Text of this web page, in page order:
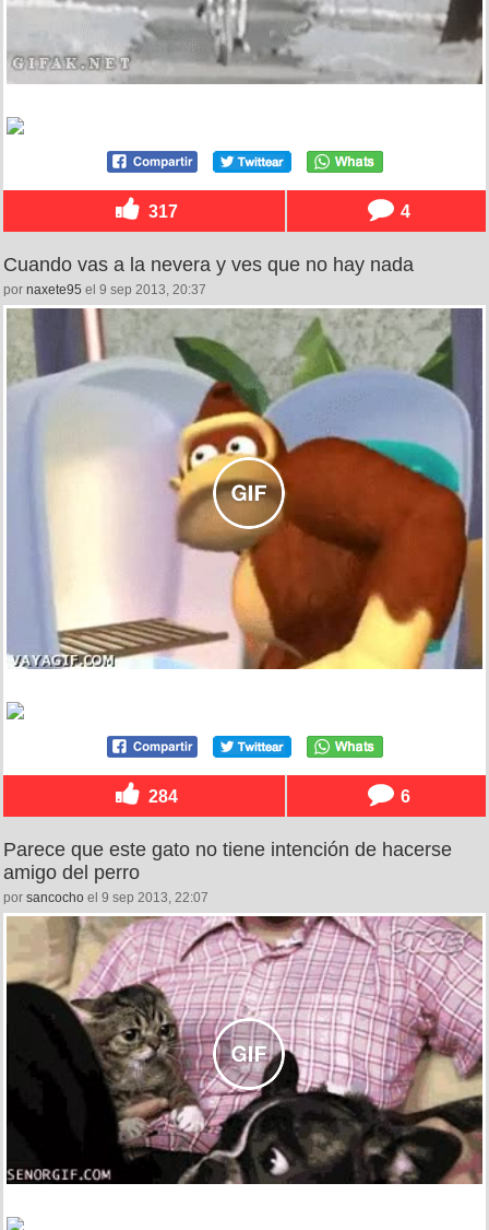
317 4
Cuando vas a la nevera y ves que no hay nada
por naxete95 el 9 sep 2013, 20:37
284 6
Parece que este gato no tiene intención de hacerse
amigo del perro
por sancocho el 9 sep 2013, 22:07